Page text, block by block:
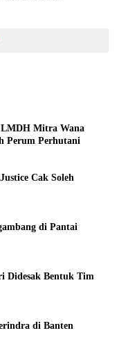
Mitra Wana
Perum Perhutani
Cak Soleh
di Pantai
Didesak Bentuk Tim
di Banten